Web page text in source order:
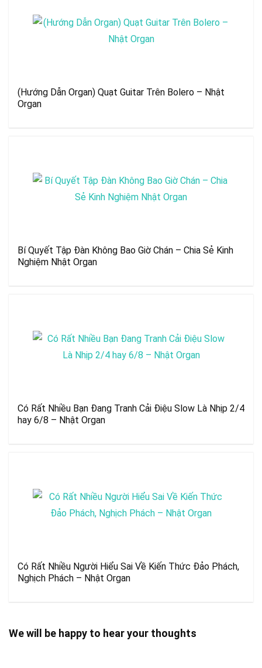
(Hướng Dẫn Organ) Quạt Guitar Trên Bolero – Nhật
Organ
Bí Quyết Tập Đàn Không Bao Giờ Chán – Chia Sẻ Kinh
Nghiệm Nhật Organ
Có Rất Nhiều Bạn Đang Tranh Cải Điệu Slow Là Nhịp 2/4
hay 6/8 – Nhật Organ
Có Rất Nhiều Người Hiểu Sai Về Kiến Thức Đảo Phách,
Nghịch Phách – Nhật Organ
We will be happy to hear your thoughts